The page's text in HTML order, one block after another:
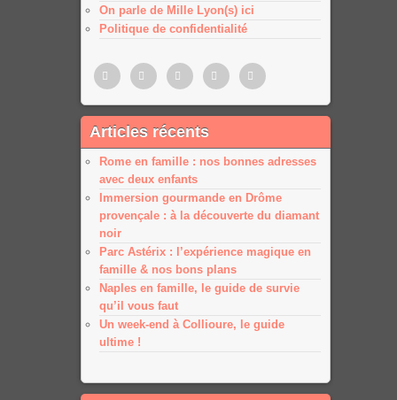
On parle de Mille Lyon(s) ici
Politique de confidentialité
PinterestTwitter FacebookGoogle
plus
Google
Articles récents
Rome en famille : nos bonnes adresses
avec deux enfants
Immersion gourmande en Drôme
provençale : à la découverte du diamant
noir
Parc Astérix : l’expérience magique en
famille & nos bons plans
Naples en famille, le guide de survie
qu’il vous faut
Un week-end à Collioure, le guide
ultime !